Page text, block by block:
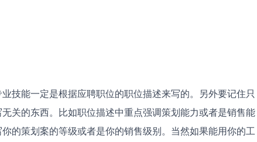
技能一定是根据应聘职位的职位描述来写的。另外要记住只
关的东西。比如职位描述中重点强调策划能力或者是销售能
的策划案的等级或者是你的销售级别。当然如果能用你的工